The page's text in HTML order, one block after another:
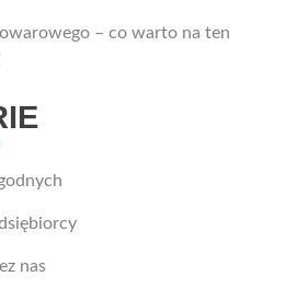
– co warto na ten
nas